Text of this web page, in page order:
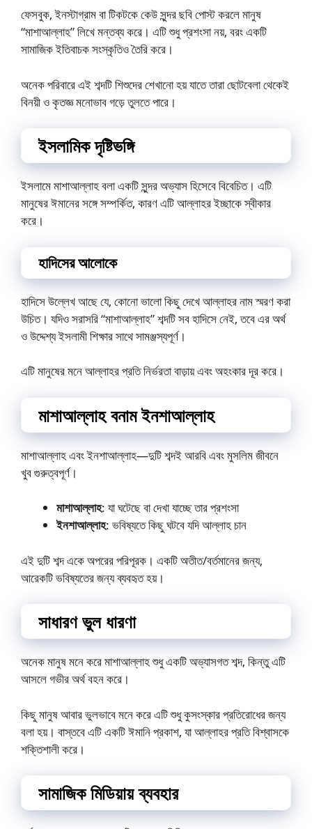
ফেসবুক, ইনস্টাগ্রাম বা টিকটকে কেউ সুন্দর ছবি পোস্ট করলে মানুষ
“মাশাআল্লাহ” লিখে মন্তব্য করে। এটি শুধু প্রশংসা নয়, বরং একটি
সামাজিক ইতিবাচক সংস্কৃতিও তৈরি করে।
অনেক পরিবারে এই শব্দটি শিশুদের শেখানো হয় যাতে তারা ছোটবেলা থেকেই
বিনয়ী ও কৃতজ্ঞ মনোভাব গড়ে তুলতে পারে।
ইসলামিক দৃষ্টিভঙ্গি
ইসলামে মাশাআল্লাহ বলা একটি সুন্দর অভ্যাস হিসেবে বিবেচিত। এটি
মানুষের ঈমানের সঙ্গে সম্পর্কিত, কারণ এটি আল্লাহর ইচ্ছাকে স্বীকার
করে।
হাদিসের আলোকে
হাদিসে উল্লেখ আছে যে, কোনো ভালো কিছু দেখে আল্লাহর নাম স্মরণ করা
উচিত। যদিও সরাসরি “মাশাআল্লাহ” শব্দটি সব হাদিসে নেই, তবে এর অর্থ
ও উদ্দেশ্য ইসলামী শিক্ষার সাথে সামঞ্জস্যপূর্ণ।
এটি মানুষের মনে আল্লাহর প্রতি নির্ভরতা বাড়ায় এবং অহংকার দূর করে।
মাশাআল্লাহ বনাম ইনশাআল্লাহ
মাশাআল্লাহ এবং ইনশাআল্লাহ—দুটি শব্দই আরবি এবং মুসলিম জীবনে
খুব গুরুত্বপূর্ণ।
মাশাআল্লাহ: যা ঘটেছে বা দেখা যাচ্ছে তার প্রশংসা
ইনশাআল্লাহ: ভবিষ্যতে কিছু ঘটবে যদি আল্লাহ চান
এই দুটি শব্দ একে অপরের পরিপূরক। একটি অতীত/বর্তমানের জন্য,
আরেকটি ভবিষ্যতের জন্য ব্যবহৃত হয়।
সাধারণ ভুল ধারণা
অনেক মানুষ মনে করে মাশাআল্লাহ শুধু একটি অভ্যাসগত শব্দ, কিন্তু এটি
আসলে গভীর অর্থ বহন করে।
কিছু মানুষ আবার ভুলভাবে মনে করে এটি শুধু কুসংস্কার প্রতিরোধের জন্য
বলা হয়। বাস্তবে এটি একটি ঈমানি প্রকাশ, যা আল্লাহর প্রতি বিশ্বাসকে
শক্তিশালী করে।
সামাজিক মিডিয়ায় ব্যবহার